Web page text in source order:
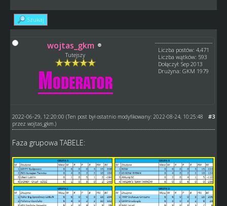
Szukaj
wojtas_gkm
Tutejszy
Liczba postów: 4,471
Liczba wątków: 593
Dołączył: Sep 2013
Drużyna: GKM 1979
#3
2022-06-29, 12:20:00 (Ten post był ostatnio modyfikowany: 2022-08-24, 10:25:48
przez wojtas_gkm .)
Faza grupowa TABELE: